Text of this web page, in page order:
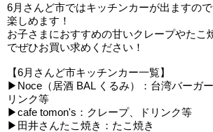
6月さんど市ではキッチンカーが出ますの
楽しめます！
お子さまにおすすめの甘いクレープやたこ
でぜひお買い求めください！
【6月さんど市キッチンカー一覧】
▶Noce（居酒 BAL くるみ）：台湾バーガ
リンク等
▶cafe tomon's：クレープ、ドリンク等
▶田井さんたこ焼き：たこ焼き